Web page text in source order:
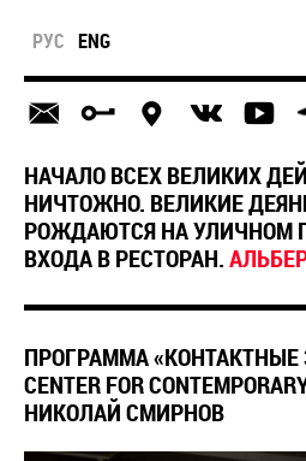
РУС ENG
НАЧАЛО ВСЕХ ВЕЛИКИХ
НИЧТОЖНО. ВЕЛИКИЕ
РОЖДАЮТСЯ НА УЛИЧНОМ
ВХОДА В РЕСТОРАН.
ПРОГРАММА «КОНТАКТНЫЕ
CENTER FOR
НИКОЛАЙ СМИРНОВ